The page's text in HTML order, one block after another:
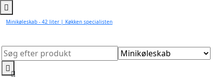
Minikøleskab - 42 liter | Køkken specialisten